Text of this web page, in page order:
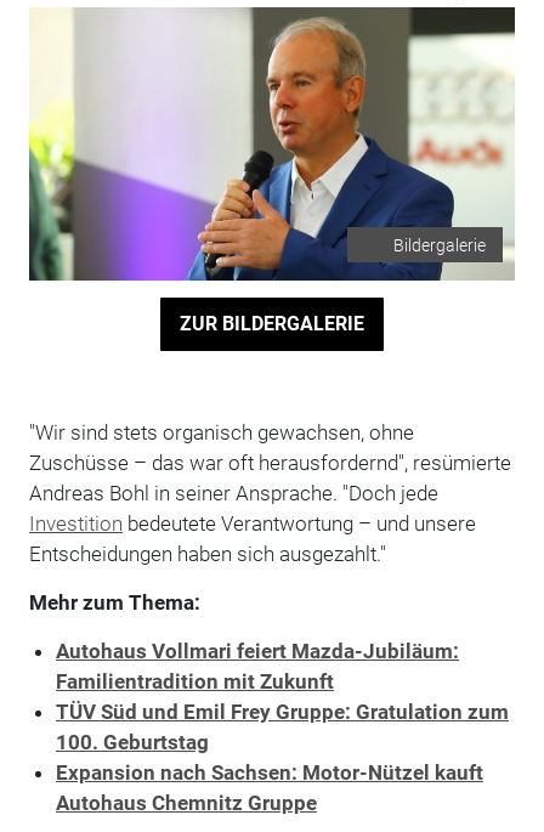
Bildergalerie
ZUR BILDERGALERIE
"Wir sind stets organisch gewachsen, ohne
Zuschüsse – das war oft herausfordernd", resümierte
Andreas Bohl in seiner Ansprache. "Doch jede
Investition bedeutete Verantwortung – und unsere
Entscheidungen haben sich ausgezahlt."
Mehr zum Thema:
Autohaus Vollmari feiert Mazda-Jubiläum:
Familientradition mit Zukunft
TÜV Süd und Emil Frey Gruppe: Gratulation zum
100. Geburtstag
Expansion nach Sachsen: Motor-Nützel kauft
Autohaus Chemnitz Gruppe